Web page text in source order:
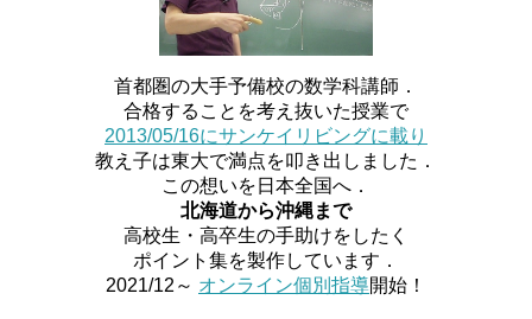
首都圏の大手予備校の数学科講師．
合格することを考え抜いた授業で
2013/05/16にサンケイリビングに載り
教え子は東大で満点を叩き出しました．
この想いを日本全国へ．
北海道から沖縄まで
高校生・高卒生の手助けをしたく
ポイント集を製作しています．
2021/12～ オンライン個別指導開始！